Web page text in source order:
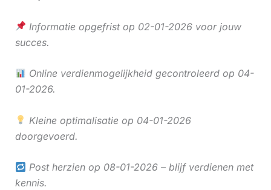
Informatie opgefrist op 02-01-2026 voor jouw
succes.
Online verdienmogelijkheid gecontroleerd op 04-
01-2026.
Kleine optimalisatie op 04-01-2026
doorgevoerd.
Post herzien op 08-01-2026 – blijf verdienen met
kennis.